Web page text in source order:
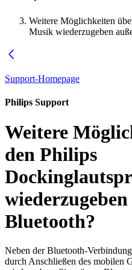
Weitere Möglichkeiten
Musik wiederzugeben
Support-Homepage
Philips Support
Weitere
den Philips
Bluetooth?
Neben der Bluetooth-
durch Anschließen des mobilen